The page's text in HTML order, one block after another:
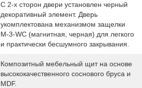
С 2-х сторон двери установлен черный
декоративный элемент. Дверь
укомплектована механизмом защелки
M-3-WC (магнитная, черная) для легкого
и практически бесшумного закрывания.
Композитный мебельный щит на основе
высококачественного соснового бруса и
MDF.